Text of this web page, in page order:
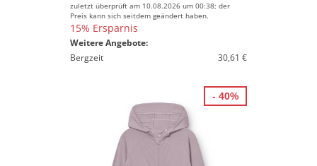
zuletzt überprüft am 10.08.2026 um 00:38; der
Preis kann sich seitdem geändert haben.
15% Ersparnis
Weitere Angebote:
Bergzeit
30,61 €
- 40%